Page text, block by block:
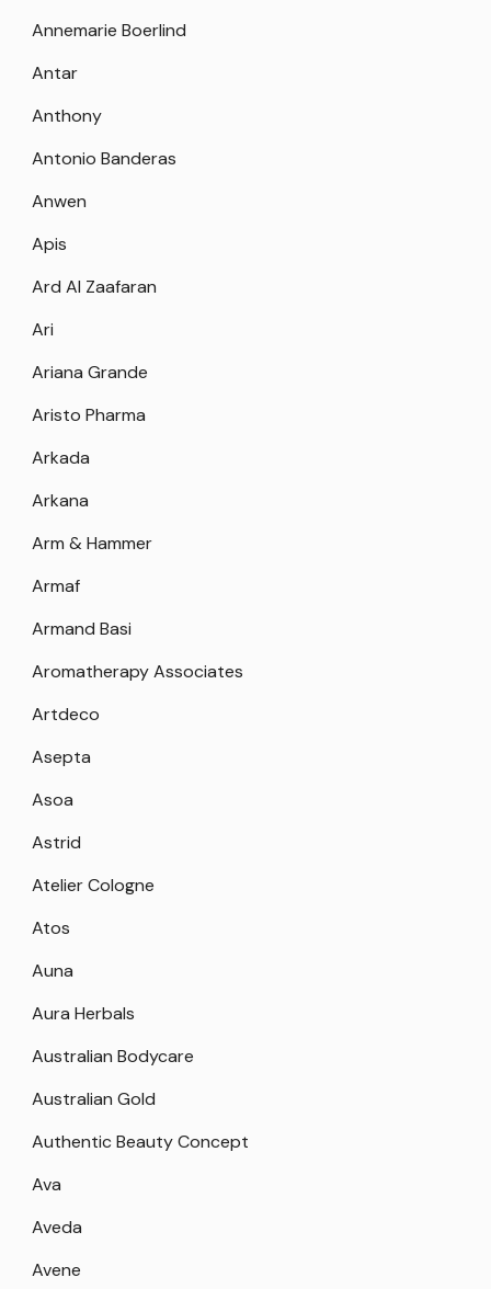
Annemarie Boerlind
Antar
Anthony
Antonio Banderas
Anwen
Apis
Ard Al Zaafaran
Ari
Ariana Grande
Aristo Pharma
Arkada
Arkana
Arm & Hammer
Armaf
Armand Basi
Aromatherapy Associates
Artdeco
Asepta
Asoa
Astrid
Atelier Cologne
Atos
Auna
Aura Herbals
Australian Bodycare
Australian Gold
Authentic Beauty Concept
Ava
Aveda
Avene